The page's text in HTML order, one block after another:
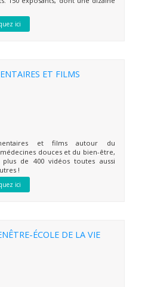
ici
ET FILMS
et films autour du
douces et du bien-être,
de 400 vidéos toutes aussi
!
ici
ÉCOLE DE LA VIE